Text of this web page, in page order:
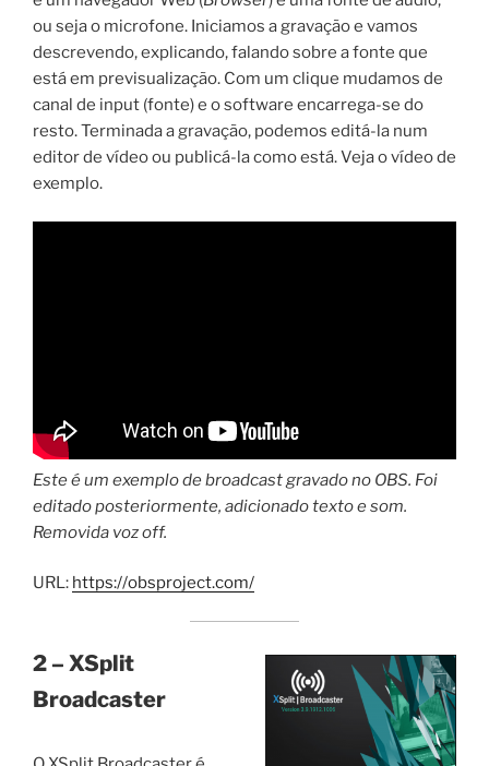
ou seja o microfone. Iniciamos a gravação e vamos
descrevendo, explicando, falando sobre a fonte que
está em previsualização. Com um clique mudamos de
canal de input (fonte) e o software encarrega-se do
resto. Terminada a gravação, podemos editá-la num
editor de vídeo ou publicá-la como está. Veja o vídeo de
exemplo.
Este é um exemplo de broadcast gravado no OBS. Foi
editado posteriormente, adicionado texto e som.
Removida voz off.
URL: https://obsproject.com/
2 – XSplit
Broadcaster